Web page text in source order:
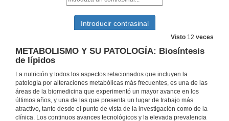
Visto 12 veces
METABOLISMO Y SU PATOLOGÍA: Biosíntesis
de lípidos
La nutrición y todos los aspectos relacionados que incluyen la
patología por alteraciones metabólicas más frecuentes, es una de las
áreas de la biomedicina que experimentó un mayor avance en los
últimos años, y una de las que presenta un lugar de trabajo más
atractivo, tanto desde el punto de vista de la investigación como de la
clínica. Los continuos avances tecnológicos y la elevada prevalencia
23 de out. de 2024
24 de out. de 2024